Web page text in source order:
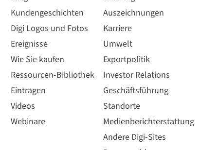
Kundengeschichten
Digi Logos und Fotos
Ereignisse
Wie Sie kaufen
Ressourcen-Bibliothek
Eintragen
Videos
Webinare
Auszeichnungen
Karriere
Umwelt
Exportpolitik
Investor Relations
Geschäftsführung
Standorte
Medienberichterstattung
Andere Digi-Sites